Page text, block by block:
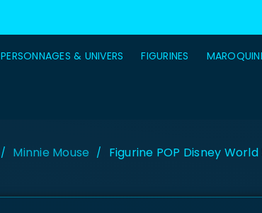
PERSONNAGES & UNIVERS FIGURINES
/ Minnie Mouse / Figurine POP Disney